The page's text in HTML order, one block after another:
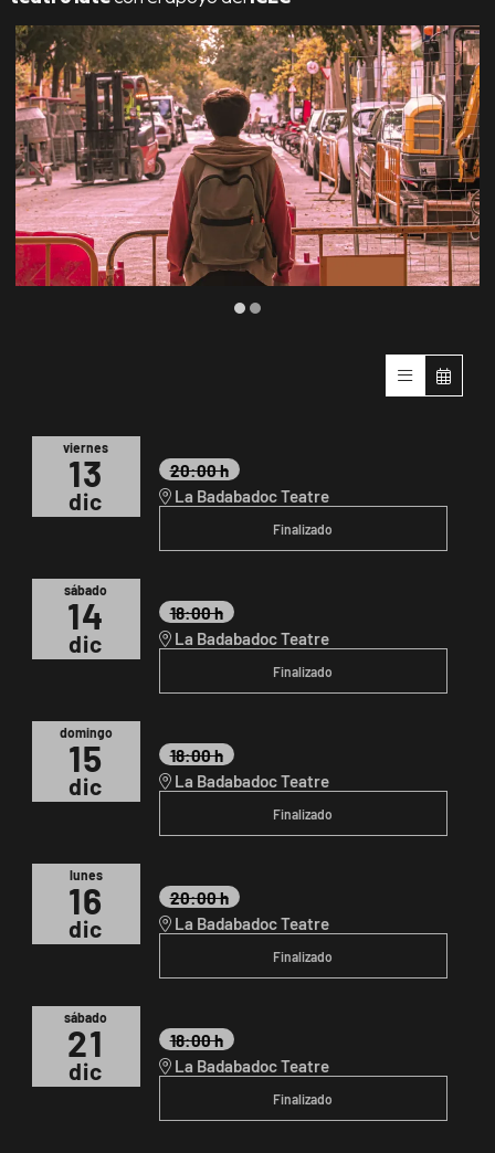
viernes
13
dic
20:00 h
La Badabadoc Teatre
Finalizado
sábado
14
dic
18:00 h
La Badabadoc Teatre
Finalizado
domingo
15
dic
18:00 h
La Badabadoc Teatre
Finalizado
lunes
16
dic
20:00 h
La Badabadoc Teatre
Finalizado
sábado
21
dic
18:00 h
La Badabadoc Teatre
Finalizado